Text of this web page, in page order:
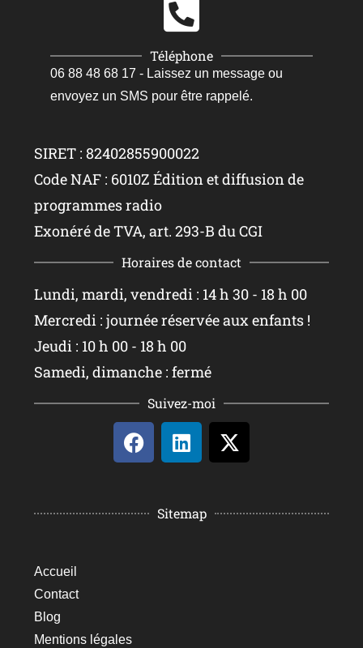
Téléphone
06 88 48 68 17 - Laissez un message ou
envoyez un SMS pour être rappelé.
SIRET : 82402855900022
Code NAF : 6010Z Édition et diffusion de
programmes radio
Exonéré de TVA, art. 293-B du CGI
Horaires de contact
Lundi, mardi, vendredi : 14 h 30 - 18 h 00
Mercredi : journée réservée aux enfants !
Jeudi : 10 h 00 - 18 h 00
Samedi, dimanche : fermé
Suivez-moi
Sitemap
Accueil
Contact
Blog
Mentions légales